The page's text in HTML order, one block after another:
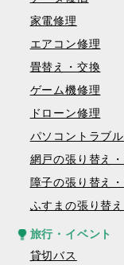
家電修理
エアコン修理
畳替え・交換
ゲーム機修理
ドローン修理
パソコントラブル
網戸の張り替え
障子の張り替え
ふすまの張り替
旅行・イベント
貸切バス